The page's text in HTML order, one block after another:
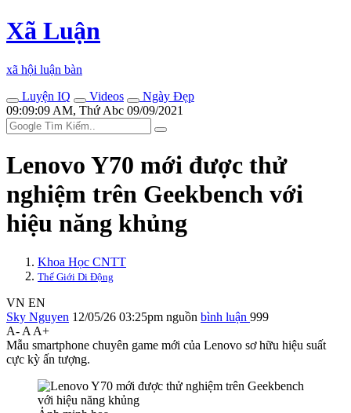
Xã Luận
xã hội luận bàn
Luyện IQ
Videos
Ngày Đẹp
09:09:09 AM, Thứ Abc 09/09/2021
Lenovo Y70 mới được thử
nghiệm trên Geekbench với
hiệu năng khủng
Khoa Học CNTT
Thế Giới Di Động
VN EN
Sky Nguyen 12/05/26 03:25pm nguồn bình luận 999
A- A A+
Mẫu smartphone chuyên game mới của Lenovo sơ hữu hiệu suất
cực kỳ ấn tượng.